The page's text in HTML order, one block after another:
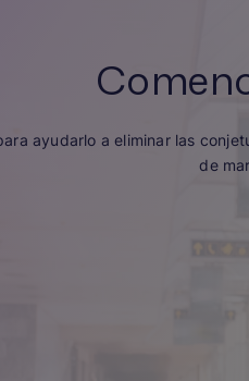
ayudarlo a eliminar las
de